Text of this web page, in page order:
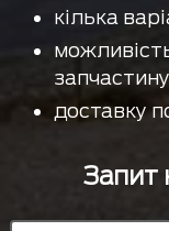
кілька
доставку
Запит